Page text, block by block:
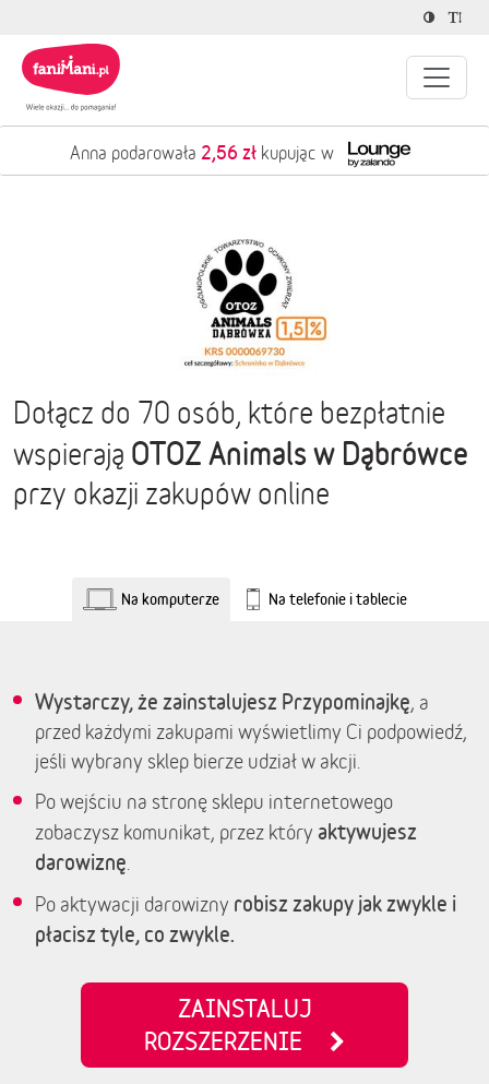
Anna podarowała 2,56 złkupując w
Dołącz do 70 osób, które bezpłatnie
wspierają OTOZ Animals w Dąbrówce
przy okazji zakupów online
Na komputerze Na telefonie i tablecie
Wystarczy, że zainstalujesz Przypominajkę, a
przed każdymi zakupami wyświetlimy Ci podpowiedź,
jeśli wybrany sklep bierze udział w akcji.
Po wejściu na stronę sklepu internetowego
zobaczysz komunikat, przez który aktywujesz
darowiznę
Po aktywacji darowizny robisz zakupy jak zwykle i
płacisz tyle, co zwykle.
ZAINSTALUJ
ROZSZERZENIE